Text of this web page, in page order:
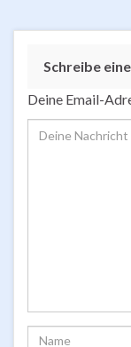
Schreibe
Deine Email-